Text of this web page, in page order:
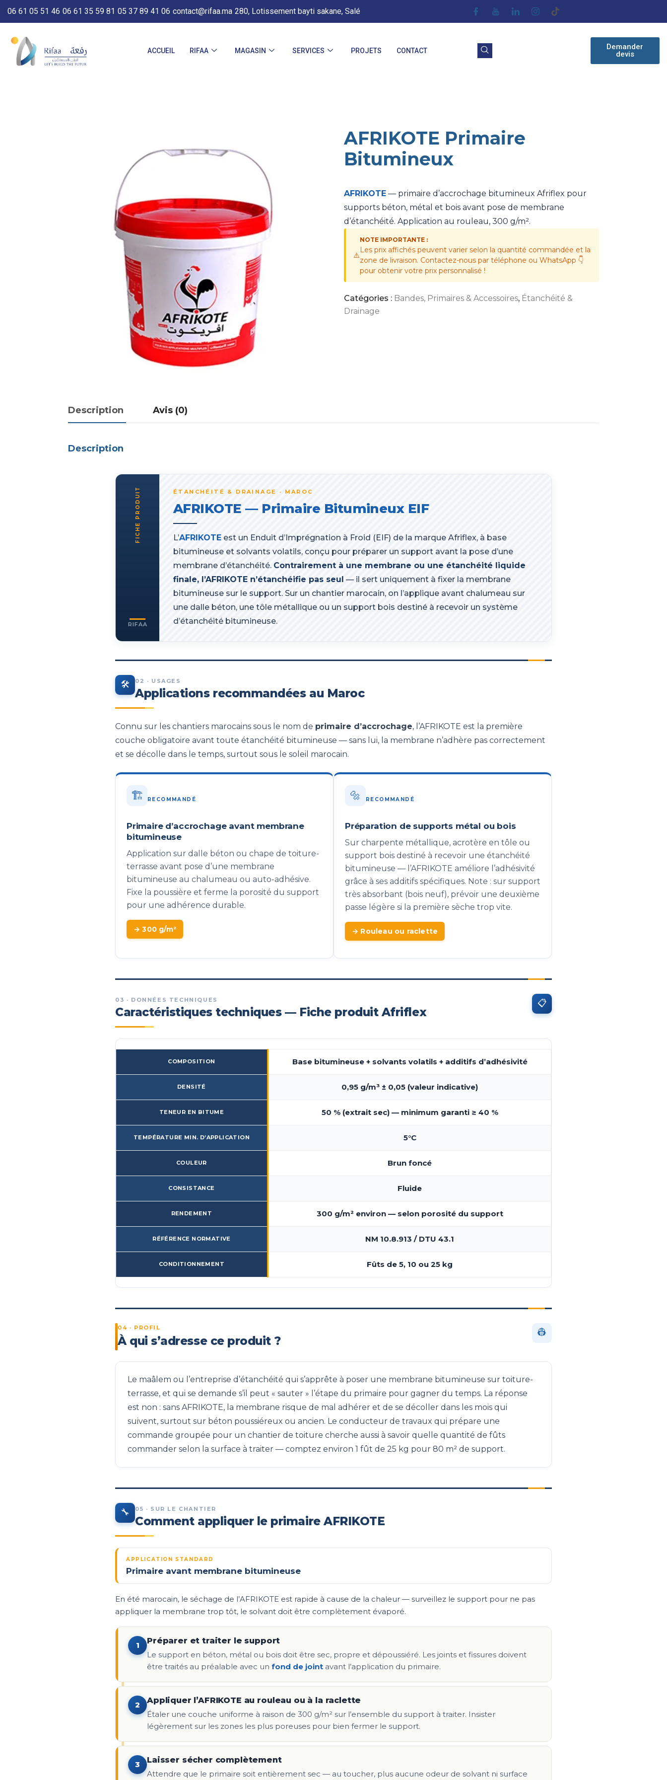
06 61 05 51 46 06 61 35 59 81 05 37 89 41 06 contact@rifaa.ma 280, Lotissement bayti sakane, Salé
ACCUEIL RIFAA MAGASIN SERVICES PROJETS CONTACT
Demander
devis
AFRIKOTE Primaire
Bitumineux
AFRIKOTE — primaire d’accrochage bitumineux Afriflex pour
supports béton, métal et bois avant pose de membrane
d’étanchéité. Application au rouleau, 300 g/m².
⚠️
NOTE IMPORTANTE :
Les prix affichés peuvent varier selon la quantité commandée et la
zone de livraison. Contactez-nous par téléphone ou WhatsApp 👇
pour obtenir votre prix personnalisé !
Catégories : Bandes, Primaires & Accessoires, Étanchéité &
Drainage
Description Avis (0)
Description
FICHE PRODUIT
RIFAA
ÉTANCHÉITÉ & DRAINAGE · MAROC
AFRIKOTE — Primaire Bitumineux EIF
L’AFRIKOTE est un Enduit d’Imprégnation à Froid (EIF) de la marque Afriflex, à base
bitumineuse et solvants volatils, conçu pour préparer un support avant la pose d’une
membrane d’étanchéité. Contrairement à une membrane ou une étanchéité liquide
finale, l’AFRIKOTE n’étanchéifie pas seul — il sert uniquement à fixer la membrane
bitumineuse sur le support. Sur un chantier marocain, on l’applique avant chalumeau sur
une dalle béton, une tôle métallique ou un support bois destiné à recevoir un système
d’étanchéité bitumineuse.
🛠️ 02 · USAGES
Applications recommandées au Maroc
Connu sur les chantiers marocains sous le nom de primaire d’accrochage, l’AFRIKOTE est la première
couche obligatoire avant toute étanchéité bitumineuse — sans lui, la membrane n’adhère pas correctement
et se décolle dans le temps, surtout sous le soleil marocain.
🏗️ RECOMMANDÉ
Primaire d’accrochage avant membrane
bitumineuse
Application sur dalle béton ou chape de toiture-
terrasse avant pose d’une membrane
bitumineuse au chalumeau ou auto-adhésive.
Fixe la poussière et ferme la porosité du support
pour une adhérence durable.
→ 300 g/m²
🔩 RECOMMANDÉ
Préparation de supports métal ou bois
Sur charpente métallique, acrotère en tôle ou
support bois destiné à recevoir une étanchéité
bitumineuse — l’AFRIKOTE améliore l’adhésivité
grâce à ses additifs spécifiques. Note : sur support
très absorbant (bois neuf), prévoir une deuxième
passe légère si la première sèche trop vite.
→ Rouleau ou raclette
03 · DONNÉES TECHNIQUES
Caractéristiques techniques — Fiche produit Afriflex
📋
COMPOSITION Base bitumineuse + solvants volatils + additifs d’adhésivité
DENSITÉ 0,95 g/m³ ± 0,05 (valeur indicative)
TENEUR EN BITUME 50 % (extrait sec) — minimum garanti ≥ 40 %
TEMPÉRATURE MIN. D’APPLICATION 5°C
COULEUR Brun foncé
CONSISTANCE Fluide
RENDEMENT 300 g/m² environ — selon porosité du support
RÉFÉRENCE NORMATIVE NM 10.8.913 / DTU 43.1
CONDITIONNEMENT Fûts de 5, 10 ou 25 kg
04 · PROFIL
À qui s’adresse ce produit ?
👷
Le maâlem ou l’entreprise d’étanchéité qui s’apprête à poser une membrane bitumineuse sur toiture-
terrasse, et qui se demande s’il peut « sauter » l’étape du primaire pour gagner du temps. La réponse
est non : sans AFRIKOTE, la membrane risque de mal adhérer et de se décoller dans les mois qui
suivent, surtout sur béton poussiéreux ou ancien. Le conducteur de travaux qui prépare une
commande groupée pour un chantier de toiture cherche aussi à savoir quelle quantité de fûts
commander selon la surface à traiter — comptez environ 1 fût de 25 kg pour 80 m² de support.
🔧 05 · SUR LE CHANTIER
Comment appliquer le primaire AFRIKOTE
APPLICATION STANDARD
Primaire avant membrane bitumineuse
En été marocain, le séchage de l’AFRIKOTE est rapide à cause de la chaleur — surveillez le support pour ne pas
appliquer la membrane trop tôt, le solvant doit être complètement évaporé.
1
Préparer et traiter le support
Le support en béton, métal ou bois doit être sec, propre et dépoussiéré. Les joints et fissures doivent
être traités au préalable avec un fond de joint avant l’application du primaire.
2
Appliquer l’AFRIKOTE au rouleau ou à la raclette
Étaler une couche uniforme à raison de 300 g/m² sur l’ensemble du support à traiter. Insister
légèrement sur les zones les plus poreuses pour bien fermer le support.
3
Laisser sécher complètement
Attendre que le primaire soit entièrement sec — au toucher, plus aucune odeur de solvant ni surface